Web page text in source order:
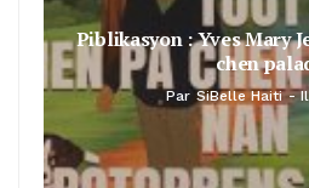
Piblikasyon : Yves Mary
chen
Par SiBelle Haiti